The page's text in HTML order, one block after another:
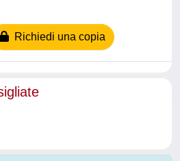
Richiedi una copia